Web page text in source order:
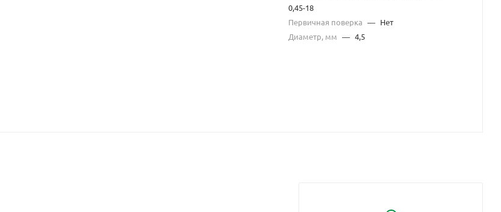
0,45-18
Первичная поверка — Нет
Диаметр, мм — 4,5